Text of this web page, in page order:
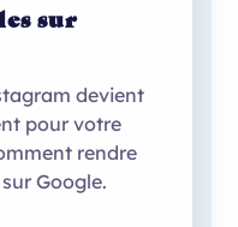
sur
devient
pour votre
rendre
Google.